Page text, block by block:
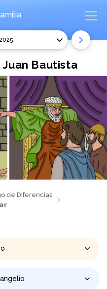
Bautista
de Diferencias